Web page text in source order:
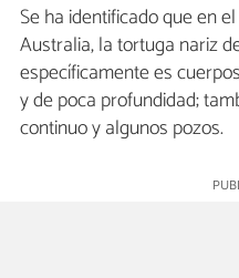
Se ha identificado que en
Australia, la tortuga nariz
específicamente es
y de poca profundidad;
continuo y algunos pozos.